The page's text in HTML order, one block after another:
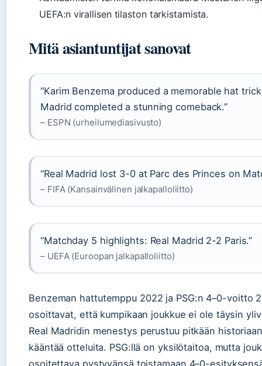
UEFA:n virallisen tilaston tarkistamista.
Mitä asiantuntijat sanovat
“Karim Benzema produced a memorable hat
Madrid completed a stunning comeback.”
– ESPN (urheilumediasivusto)
“Real Madrid lost 3-0 at Parc des Princes on
– FIFA (Kansainvälinen jalkapalloliitto)
“Matchday 5 highlights: Real Madrid 2-2 Paris.”
– UEFA (Euroopan jalkapalloliitto)
Benzeman hattutemppu 2022 ja PSG:n 4–0-voitto
osoittavat, että kumpikaan joukkue ei ole täysin
Real Madridin menestys perustuu pitkään
kääntää otteluita. PSG:llä on yksilötaitoa, mutta
osoitettava pystyvänsä toistamaan 4–0-